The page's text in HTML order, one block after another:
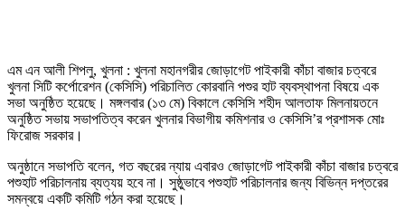
এম এন আলী শিপলু, খুলনা : খুলনা মহানগরীর জোড়াগেট পাইকারী কাঁচা বাজার চত্বরে
খুলনা সিটি কর্পোরেশন (কেসিসি) পরিচালিত কোরবানি পশুর হাট ব্যবস্থাপনা বিষয়ে এক
সভা অনুষ্ঠিত হয়েছে। মঙ্গলবার (১৩ মে) বিকালে কেসিসি শহীদ আলতাফ মিলনায়তনে
অনুষ্ঠিত সভায় সভাপতিত্ব করেন খুলনার বিভাগীয় কমিশনার ও কেসিসি’র প্রশাসক মোঃ
ফিরোজ সরকার।
অনুষ্ঠানে সভাপতি বলেন, গত বছরের ন্যায় এবারও জোড়াগেট পাইকারী কাঁচা বাজার চত্বরে
পশুহাট পরিচালনায় ব্যত্যয় হবে না। সুষ্ঠুভাবে পশুহাট পরিচালনার জন্য বিভিন্ন দপ্তরের
সমন্বয়ে একটি কমিটি গঠন করা হয়েছে।